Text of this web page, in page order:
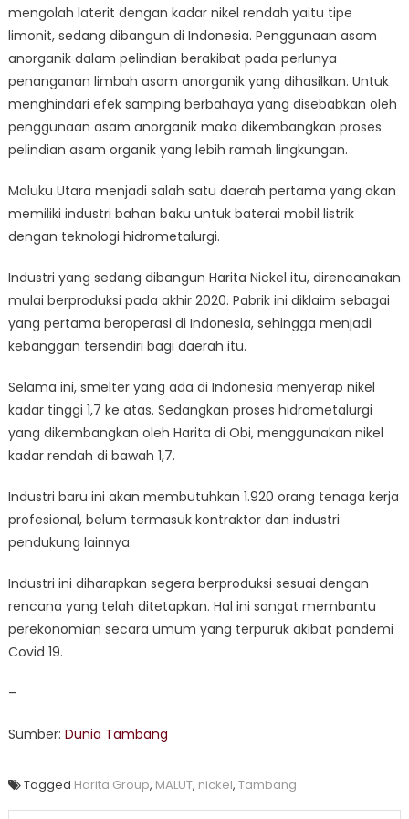
mengolah laterit dengan kadar nikel rendah yaitu tipe
limonit, sedang dibangun di Indonesia. Penggunaan asam
anorganik dalam pelindian berakibat pada perlunya
penanganan limbah asam anorganik yang dihasilkan. Untuk
menghindari efek samping berbahaya yang disebabkan oleh
penggunaan asam anorganik maka dikembangkan proses
pelindian asam organik yang lebih ramah lingkungan.
Maluku Utara menjadi salah satu daerah pertama yang akan
memiliki industri bahan baku untuk baterai mobil listrik
dengan teknologi hidrometalurgi.
Industri yang sedang dibangun Harita Nickel itu, direncanakan
mulai berproduksi pada akhir 2020. Pabrik ini diklaim sebagai
yang pertama beroperasi di Indonesia, sehingga menjadi
kebanggan tersendiri bagi daerah itu.
Selama ini, smelter yang ada di Indonesia menyerap nikel
kadar tinggi 1,7 ke atas. Sedangkan proses hidrometalurgi
yang dikembangkan oleh Harita di Obi, menggunakan nikel
kadar rendah di bawah 1,7.
Industri baru ini akan membutuhkan 1.920 orang tenaga kerja
profesional, belum termasuk kontraktor dan industri
pendukung lainnya.
Industri ini diharapkan segera berproduksi sesuai dengan
rencana yang telah ditetapkan. Hal ini sangat membantu
perekonomian secara umum yang terpuruk akibat pandemi
Covid 19.
–
Sumber: Dunia Tambang
Tagged Harita Group, MALUT, nickel, Tambang